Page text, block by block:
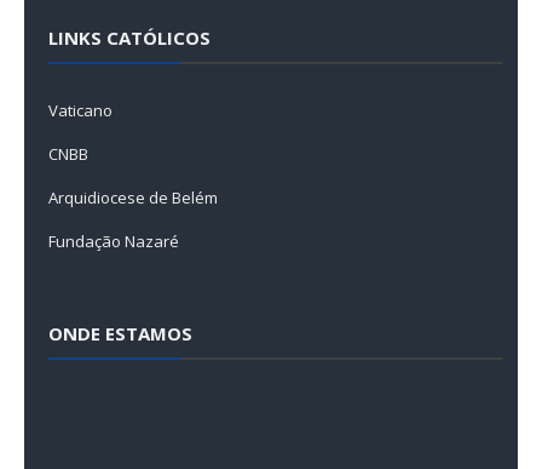
LINKS CATÓLICOS
Vaticano
CNBB
Arquidiocese de Belém
Fundação Nazaré
ONDE ESTAMOS